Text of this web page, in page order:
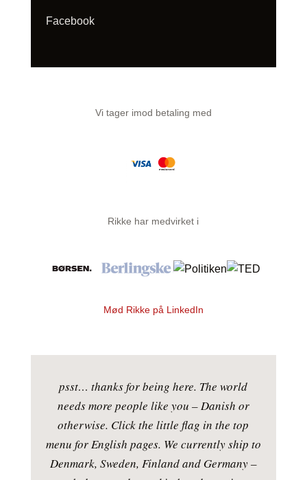
Facebook
Vi tager imod betaling med
Rikke har medvirket i
Mød Rikke på LinkedIn
psst… thanks for being here. The world
needs more people like you – Danish or
otherwise. Click the little flag in the top
menu for English pages. We currently ship to
Denmark, Sweden, Finland and Germany –